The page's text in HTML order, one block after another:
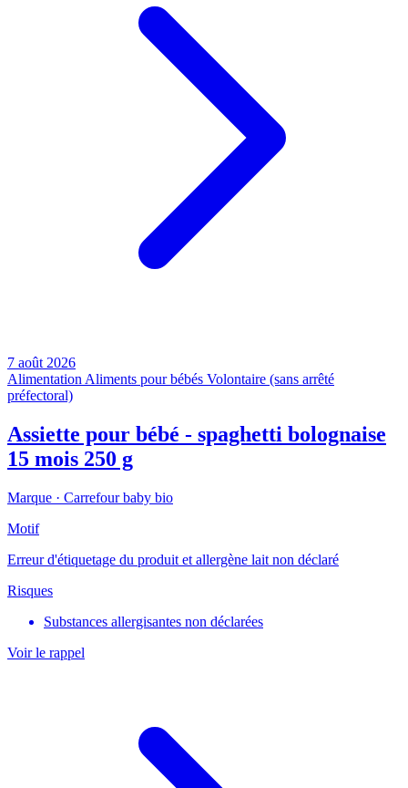
7 août 2026
Alimentation Aliments pour bébés Volontaire (sans arrêté
préfectoral)
Assiette pour bébé - spaghetti bolognaise
15 mois 250 g
Marque · Carrefour baby bio
Motif
Erreur d'étiquetage du produit et allergène lait non déclaré
Risques
Substances allergisantes non déclarées
Voir le rappel